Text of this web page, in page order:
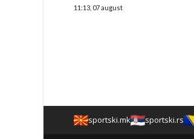
11:13, 07 august
sportski.mk sportski.rs